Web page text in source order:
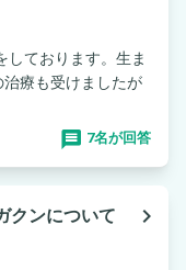
しております。生ま
療も受けましたが
7名が回答
クンについて
navigate_next